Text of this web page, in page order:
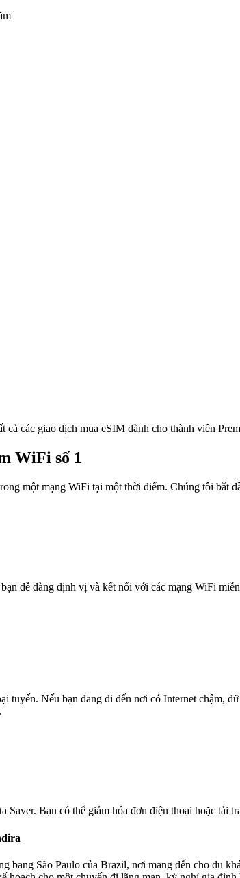
các giao dịch mua eSIM dành cho thành viên
WiFi số 1
một mạng WiFi tại một thời điểm. Chúng tôi bắt
dễ dàng định vị và kết nối với các mạng WiFi
tuyến. Nếu bạn đang đi đến nơi có Internet chậm,
Bạn có thể giảm hóa đơn điện thoại hoặc tải
bang São Paulo của Brazil, nơi mang đến cho du